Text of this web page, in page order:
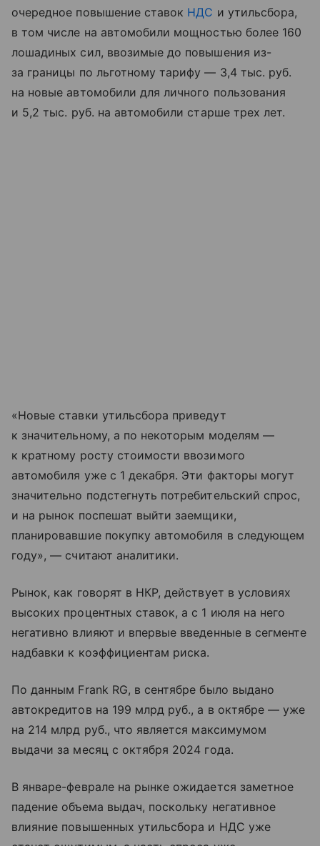
очередное повышение ставок НДС и утильсбора,
в том числе на автомобили мощностью более 160
лошадиных сил, ввозимые до повышения из-
за границы по льготному тарифу — 3,4 тыс. руб.
на новые автомобили для личного пользования
и 5,2 тыс. руб. на автомобили старше трех лет.
«Новые ставки утильсбора приведут
к значительному, а по некоторым моделям —
к кратному росту стоимости ввозимого
автомобиля уже с 1 декабря. Эти факторы могут
значительно подстегнуть потребительский спрос,
и на рынок поспешат выйти заемщики,
планировавшие покупку автомобиля в следующем
году», — считают аналитики.
Рынок, как говорят в НКР, действует в условиях
высоких процентных ставок, а с 1 июля на него
негативно влияют и впервые введенные в сегменте
надбавки к коэффициентам риска.
По данным Frank RG, в сентябре было выдано
автокредитов на 199 млрд руб., а в октябре — уже
на 214 млрд руб., что является максимумом
выдачи за месяц с октября 2024 года.
В январе-феврале на рынке ожидается заметное
падение объема выдач, поскольку негативное
влияние повышенных утильсбора и НДС уже